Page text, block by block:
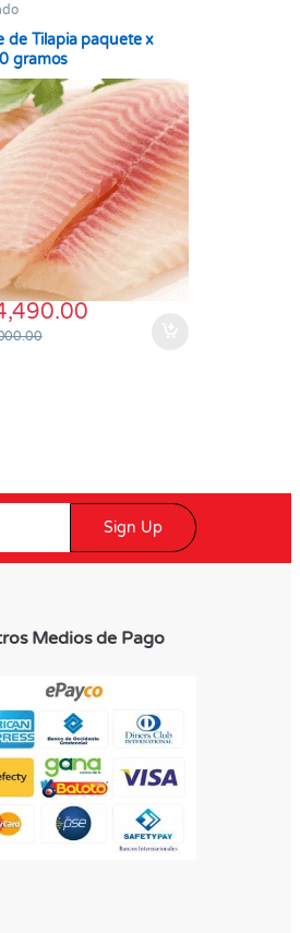
de Tilapia paquete x
gramos
producto tiene múltiples variantes. Las
Sign Up
Medios de Pago